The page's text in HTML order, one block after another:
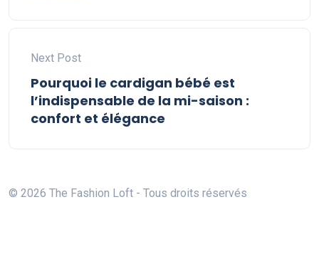
Next Post
Pourquoi le cardigan bébé est
l’indispensable de la mi-saison :
confort et élégance
© 2026 The Fashion Loft - Tous droits réservés